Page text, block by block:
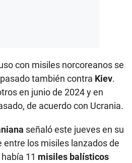
con misiles norcoreanos se
también contra Kiev.
en junio de 2024 y en
de acuerdo con Ucrania.
señaló este jueves en su
entre los misiles lanzados de
11 misiles balísticos